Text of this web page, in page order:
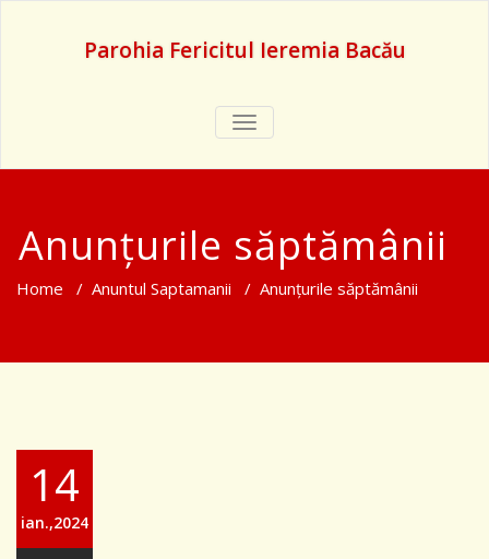
Parohia Fericitul Ieremia Bacău
TOGGLE
NAVIGATION
Anunțurile săptămânii
Home / Anuntul Saptamanii / Anunțurile săptămânii
14
ian.,2024